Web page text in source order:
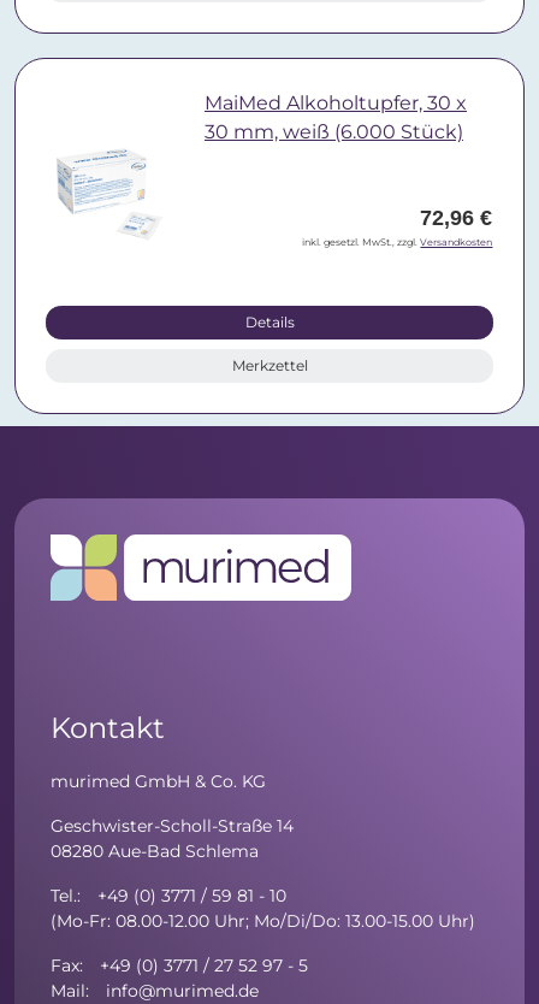
MaiMed Alkoholtupfer, 30 x
30 mm, weiß (6.000 Stück)
72,96 €
inkl. gesetzl. MwSt., zzgl.Versandkosten
Details
Merkzettel
Kontakt
murimed GmbH & Co. KG
Geschwister-Scholl-Straße 14
08280 Aue-Bad Schlema
Tel.: +49 (0) 3771 / 59 81 - 10
(Mo-Fr: 08.00-12.00 Uhr; Mo/Di/Do: 13.00-15.00 Uhr)
Fax: +49 (0) 3771 / 27 52 97 - 5
Mail: info@murimed.de